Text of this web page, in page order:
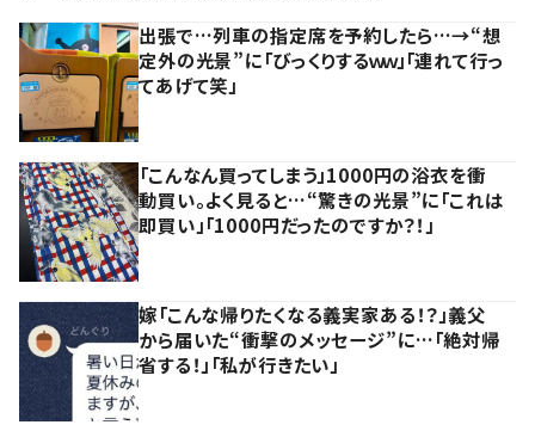
出張で…列車の指定席を予約したら…→“想
定外の光景”に「びっくりするｗｗ」「連れて行っ
てあげて笑」
「こんなん買ってしまう」1000円の浴衣を衝
動買い。よく見ると…“驚きの光景”に「これは
即買い」「1000円だったのですか？！」
嫁「こんな帰りたくなる義実家ある！？」義父
から届いた“衝撃のメッセージ”に…「絶対帰
省する！」「私が行きたい」